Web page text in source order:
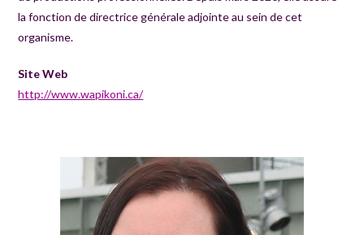
la fonction de directrice générale adjointe au sein de cet
organisme.
Site Web
http://www.wapikoni.ca/